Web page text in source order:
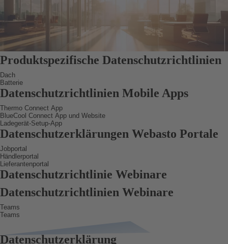
Produktspezifische Datenschutzrichtlinien
Dach
Datenschutzerklärung für Webasto Dachsensor-Modul
Batterie
Datenschutzerklärung für Webasto Akkus
Datenschutzrichtlinien Mobile Apps
Thermo Connect App
Datenschutzerklärung für die Webasto Thermo Connect App
BlueCool Connect App und Website
Datenschutzerklärung für Webasto BlueCool Connect App und
Website
Ladegerät-Setup-App
Datenschutzerklärung für die Webasto Charger Setup App
Datenschutzerklärungen Webasto Portale
Jobportal
Datenschutzerklärung für das Webasto Jobportal
Händlerportal
Datenschutzerklärung für das Webasto Händlerportal
Lieferantenportal
Datenschutzerklärung für das Webasto Lieferantenportal
Datenschutzrichtlinie Webinare
Datenschutzrichtlinien Webinare
Teams
Datenschutzbestimmung für Webasto Teams Webinare
Teams
Datenschutzerklärung